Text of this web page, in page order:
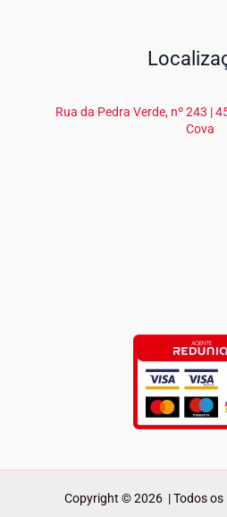
Rua da Pedra Verde, nº 243 |
Cova
Copyright © 2026 | Todos os